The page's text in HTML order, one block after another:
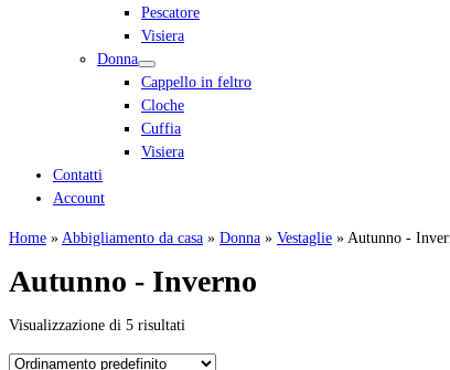
Pescatore
Visiera
Donna
Cappello in feltro
Cloche
Cuffia
Visiera
Contatti
Account
Home » Abbigliamento da casa » Donna » Vestaglie » Autunno -
Autunno - Inverno
Visualizzazione di 5 risultati